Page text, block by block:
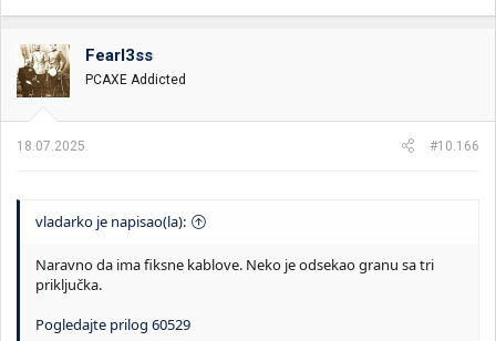
Fearl3ss
PCAXE Addicted
18.07.2025. #10.166
vladarko je napisao(la):
Naravno da ima fiksne kablove. Neko je odsekao granu sa tri
priključka.
Pogledajte prilog 60529